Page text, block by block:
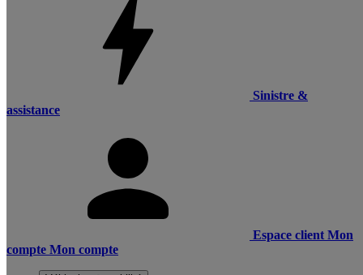
Sinistre &
assistance
Espace client Mon
compte Mon compte